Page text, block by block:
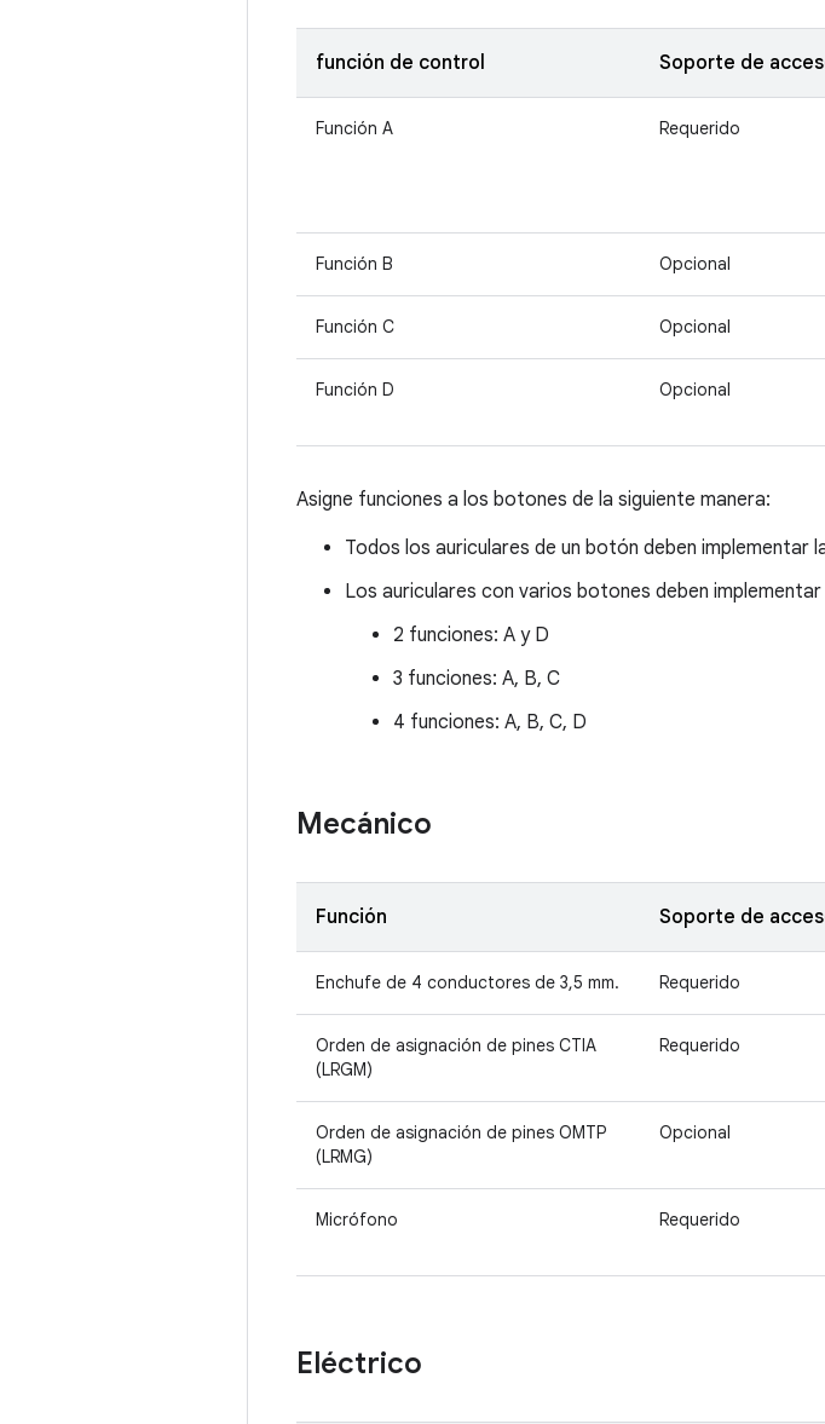
función de control Soporte de
Función A Requerido
Función B Opcional
Función C Opcional
Función D Opcional
Asigne funciones a los botones de la siguiente manera:
Todos los auriculares de un botón deben implementar
Los auriculares con varios botones deben
2 funciones: A y D
3 funciones: A, B, C
4 funciones: A, B, C, D
Mecánico
Función Soporte de
Enchufe de 4 conductores de 3,5 mm. Requerido
Orden de asignación de pines CTIA
(LRGM)
Requerido
Orden de asignación de pines OMTP
(LRMG)
Opcional
Micrófono Requerido
Eléctrico